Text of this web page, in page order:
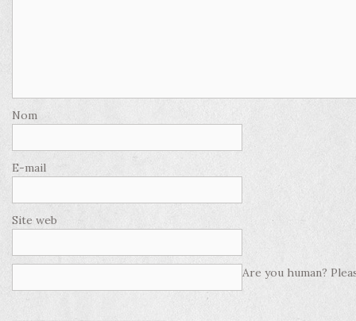
Nom
E-mail
Site web
Are you human?